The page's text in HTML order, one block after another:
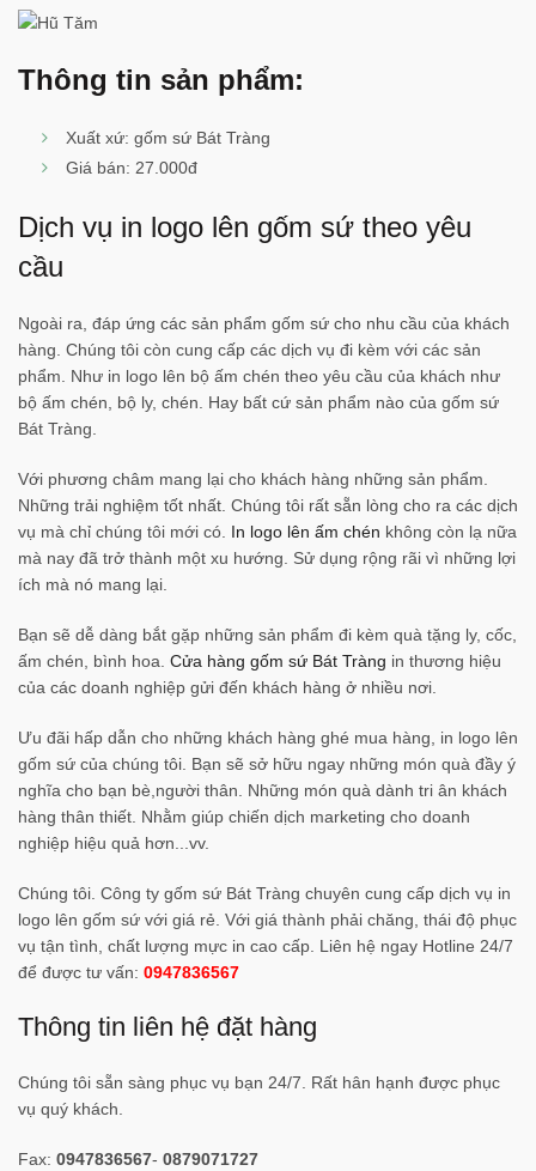
Thông tin sản phẩm:
Xuất xứ: gốm sứ Bát Tràng
Giá bán: 27.000đ
Dịch vụ in logo lên gốm sứ theo yêu
cầu
Ngoài ra, đáp ứng các sản phẩm gốm sứ cho nhu cầu của khách
hàng. Chúng tôi còn cung cấp các dịch vụ đi kèm với các sản
phẩm. Như in logo lên bộ ấm chén theo yêu cầu của khách như
bộ ấm chén, bộ ly, chén. Hay bất cứ sản phẩm nào của gốm sứ
Bát Tràng.
Với phương châm mang lại cho khách hàng những sản phẩm.
Những trải nghiệm tốt nhất. Chúng tôi rất sẵn lòng cho ra các dịch
vụ mà chỉ chúng tôi mới có. In logo lên ấm chén không còn lạ nữa
mà nay đã trở thành một xu hướng. Sử dụng rộng rãi vì những lợi
ích mà nó mang lại.
Bạn sẽ dễ dàng bắt gặp những sản phẩm đi kèm quà tặng ly, cốc,
ấm chén, bình hoa. Cửa hàng gốm sứ Bát Tràng in thương hiệu
của các doanh nghiệp gửi đến khách hàng ở nhiều nơi.
Ưu đãi hấp dẫn cho những khách hàng ghé mua hàng, in logo lên
gốm sứ của chúng tôi. Bạn sẽ sở hữu ngay những món quà đầy ý
nghĩa cho bạn bè,người thân. Những món quà dành tri ân khách
hàng thân thiết. Nhằm giúp chiến dịch marketing cho doanh
nghiệp hiệu quả hơn...vv.
Chúng tôi. Công ty gốm sứ Bát Tràng chuyên cung cấp dịch vụ in
logo lên gốm sứ với giá rẻ. Với giá thành phải chăng, thái độ phục
vụ tận tình, chất lượng mực in cao cấp. Liên hệ ngay Hotline 24/7
để được tư vấn: 0947836567
Thông tin liên hệ đặt hàng
Chúng tôi sẵn sàng phục vụ bạn 24/7. Rất hân hạnh được phục
vụ quý khách.
Fax: 0947836567- 0879071727